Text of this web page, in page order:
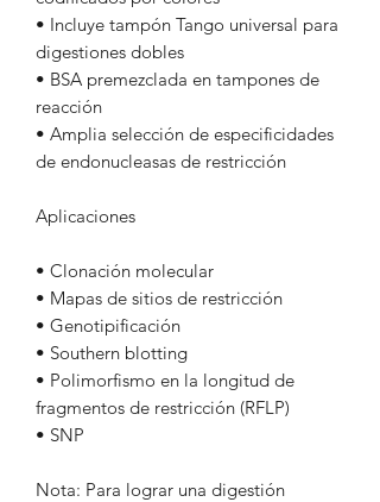
• Incluye tampón Tango universal para
digestiones dobles
• BSA premezclada en tampones de
reacción
• Amplia selección de especificidades
de endonucleasas de restricción
Aplicaciones
• Clonación molecular
• Mapas de sitios de restricción
• Genotipificación
• Southern blotting
• Polimorfismo en la longitud de
fragmentos de restricción (RFLP)
• SNP
Nota: Para lograr una digestión